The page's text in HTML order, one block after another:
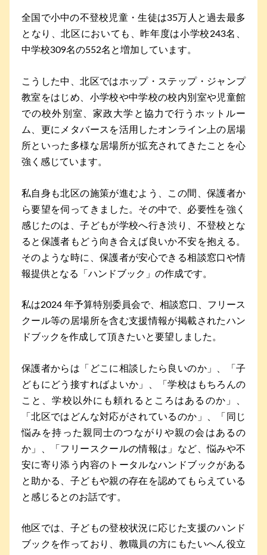
全国で小中の不登校児童・生徒は35万人と過去最多
となり、北区においても、昨年度は小学校243名、
中学校309名の552名と増加しています。
こうした中、北区ではホップ・ステップ・ジャンプ
教室をはじめ、小学校や中学校の校内別室や児童館
での校外別室、家政大学と協力で行うホットルー
ム、更にメタバースを活用したオンライン上の居場
所といった多様な居場所が拡充されてきたことを心
強く感じています。
私自身も北区の施策が進むよう、この間、保護者か
ら要望を伺ってきました。その中で、必要性を強く
感じたのは、子どもが学校へ行き渋り、不登校とな
ると保護者もどう向き合えば良いか不安を抱える。
そのような時に、保護者が安心できる相談窓口や情
報提供となる「ハンドブック」の作成です。
私は2024 年予算特別委員会で、相談窓口、フリース
クール等の居場所を含む支援情報が掲載されたハン
ドブックを作成して頂きたいと要望しました。
保護者からは「どこに相談したら良いのか」、「子
どもにどう接すればよいか」、「学校はもちろんの
こと、学校以外にも頼れるところはあるのか」、
「北区ではどんな対応がされているのか」、「同じ
悩みを持った親同士のつながりや親の会はあるの
か」、「フリースクールの情報は」など、悩みや不
安に寄り添う内容のトータルなハンドブックがある
と助かる、子どもや親の存在を認めてもらえている
と感じるとのお話です。
他区では、子どもの登校状況に応じた支援のハンド
ブックを作っており、教職員の方にもたいへん役立